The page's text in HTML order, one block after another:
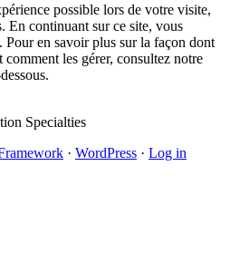
possible lors de votre visite,
En continuant sur ce site, vous
Pour en savoir plus sur la façon dont
les gérer, consultez notre
Specialties
· WordPress · Log in